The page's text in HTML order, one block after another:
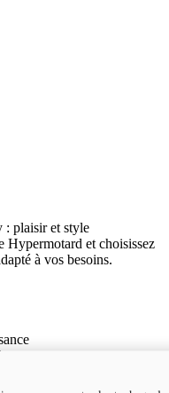
: plaisir et style
Hypermotard et choisissez
à vos besoins.